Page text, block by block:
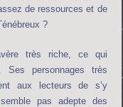
de ressources et de
?
très riche, ce qui
Ses personnages très
aux lecteurs de s’y
pas adepte des